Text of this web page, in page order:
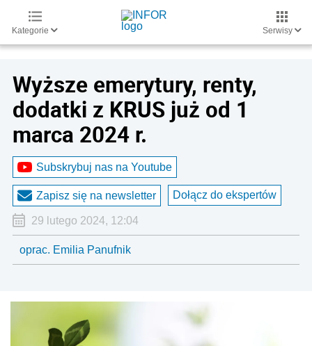
Kategorie Serwisy
Wyższe emerytury, renty,
dodatki z KRUS już od 1
marca 2024 r.
Subskrybuj nas na Youtube
Zapisz się na newsletter Dołącz do ekspertów
29 lutego 2024, 12:04
oprac. Emilia Panufnik